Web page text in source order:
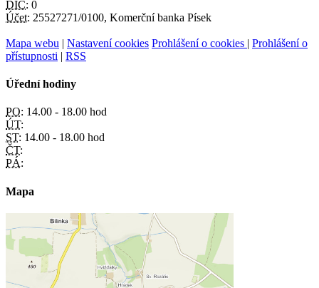
DIČ: 0
Účet: 25527271/0100, Komerční banka Písek
Mapa webu | Nastavení cookies Prohlášení o cookies | Prohlášení o
přístupnosti | RSS
Úřední hodiny
PO: 14.00 - 18.00 hod
ÚT:
ST: 14.00 - 18.00 hod
ČT:
PÁ:
Mapa